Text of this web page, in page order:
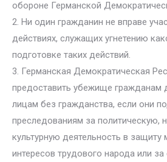
обороне Германской
2. Ни один гражданин не вправе
действиях, служащих угнетению
подготовке таких действий.
3. Германская Демократическая
предоставить убежище гражданам
лицам без гражданства, если они
преследованиям за политическую,
культурную деятельность в защиту
интересов трудового народа или за